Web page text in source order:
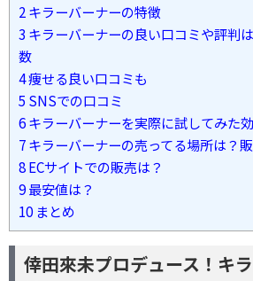
2キラーバーナーの特徴
3 キラーバーナーの良い口コミや評判
数
4痩せる良い口コミも
5 SNSでの口コミ
6キラーバーナーを実際に試してみた
7キラーバーナーの売ってる場所は？
8ECサイトでの販売は？
9最安値は？
10 まとめ
倖田來未プロデュース！キ